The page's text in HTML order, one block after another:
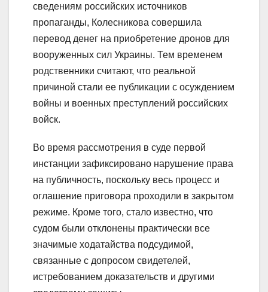
сведениям российских источников
пропаганды, Колесникова совершила
перевод денег на приобретение дронов для
вооруженных сил Украины. Тем временем
родственники считают, что реальной
причиной стали ее публикации с осуждением
войны и военных преступлений российских
войск.
Во время рассмотрения в суде первой
инстанции зафиксировано нарушение права
на публичность, поскольку весь процесс и
оглашение приговора проходили в закрытом
режиме. Кроме того, стало известно, что
судом были отклонены практически все
значимые ходатайства подсудимой,
связанные с допросом свидетелей,
истребованием доказательств и другими